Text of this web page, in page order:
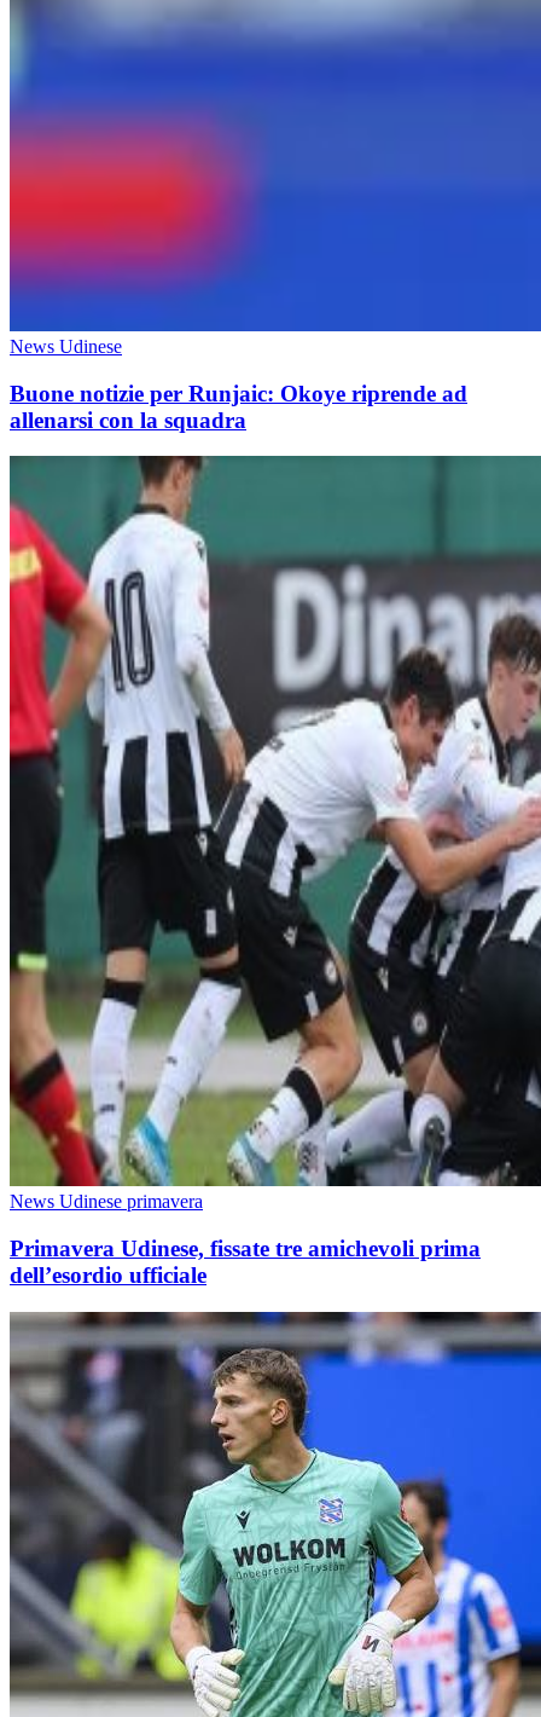
News Udinese
Buone notizie per Runjaic: Okoye riprende ad
allenarsi con la squadra
News Udinese primavera
Primavera Udinese, fissate tre amichevoli prima
dell’esordio ufficiale